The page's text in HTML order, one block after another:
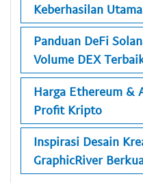
Keberhasilan Utama
Panduan DeFi
Volume DEX
Harga Ethereum &
Profit Kripto
Inspirasi Desain
GraphicRiver